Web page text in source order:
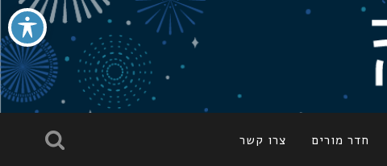
חדר מורים צרו קשר